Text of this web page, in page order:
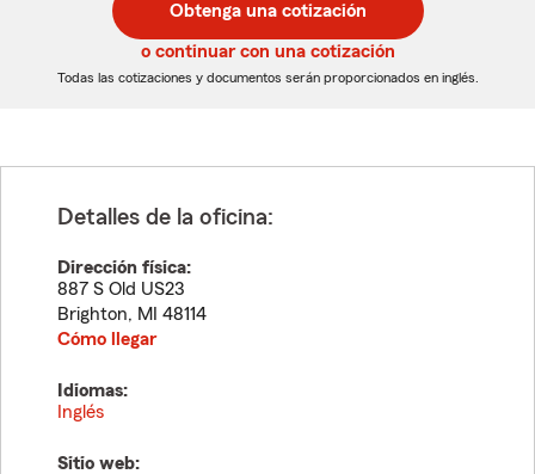
de
5
dígitos
de
5
dígitos
Obtenga una cotización
o continuar con una cotización
Todas las cotizaciones y documentos serán proporcionados en inglés.
Detalles de la oficina:
Dirección física:
887 S Old US23
Brighton, MI
48114
Cómo llegar
Idiomas:
Inglés
Sitio web: